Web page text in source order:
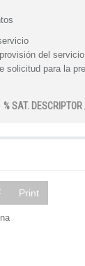
del servicio
solicitud para la
% SAT.
Print